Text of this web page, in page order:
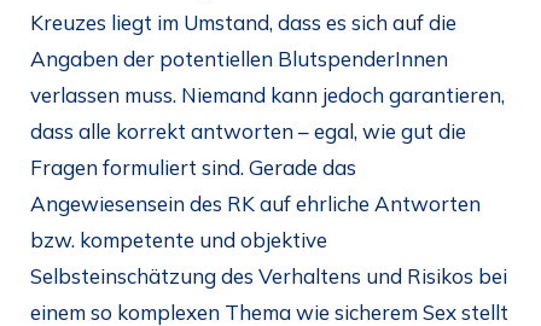
Kreuzes liegt im Umstand, dass es sich auf die
Angaben der potentiellen BlutspenderInnen
verlassen muss. Niemand kann jedoch garantieren,
dass alle korrekt antworten – egal, wie gut die
Fragen formuliert sind. Gerade das
Angewiesensein des RK auf ehrliche Antworten
bzw. kompetente und objektive
Selbsteinschätzung des Verhaltens und Risikos bei
einem so komplexen Thema wie sicherem Sex stellt